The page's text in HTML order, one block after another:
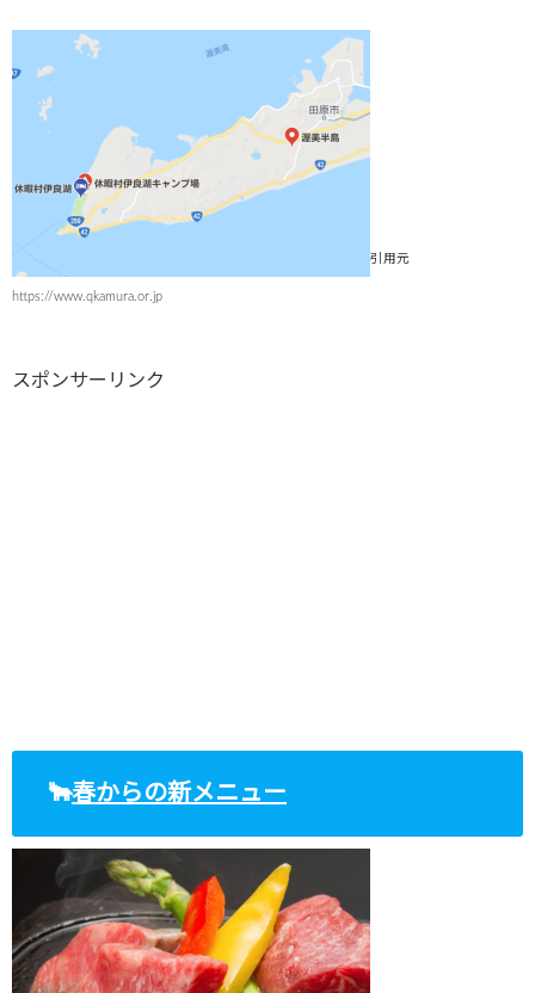
引用元
https://www.qkamura.or.jp
スポンサーリンク
🐂春からの新メニュー